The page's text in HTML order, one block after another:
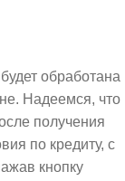
обработана
Надеемся, что
получения
по кредиту, с
кнопку